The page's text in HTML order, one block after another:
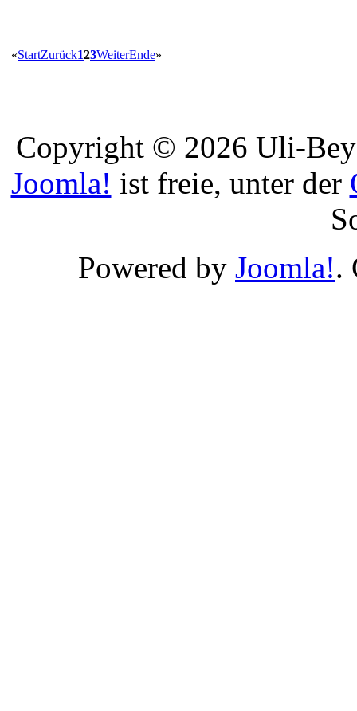
«StartZurück123WeiterEnde»
Copyright © 2026 Uli-
Joomla! ist freie, unter der
Powered by Joomla!.